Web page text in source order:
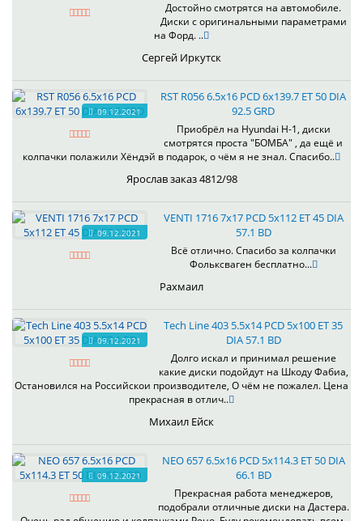
Достойно смотрятся на автомобиле.
Диски с оригинальными параметрами
на Форд. ..
Сергей Иркутск
09.12.2021
RST R056 6.5x16 PCD 6x139.7 ET 50 DIA
92.5 GRD
Приобрёл на Hyundai H-1, диски
смотрятся проста "БОМБА" , да ещё и
колпачки полажили Хёндэй в подарок, о чём я не знал. Спасибо..
Ярослав заказ 4812/98
09.12.2021
VENTI 1716 7x17 PCD 5x112 ET 45 DIA
57.1 BD
Всё отлично. Спасибо за колпачки
Фольксваген бесплатно...
Рахмаил
09.12.2021
Tech Line 403 5.5x14 PCD 5x100 ET 35
DIA 57.1 BD
Долго искал и принимал решение
какие диски подойдут на Шкоду Фабиа,
Остановился на Российскои производителе, О чём не пожалел. Цена
прекрасная в отлич..
Михаил Ейск
09.12.2021
NEO 657 6.5x16 PCD 5x114.3 ET 50 DIA
66.1 BD
Прекрасная работа менеджеров,
подобрали отличные диски на Дастера.